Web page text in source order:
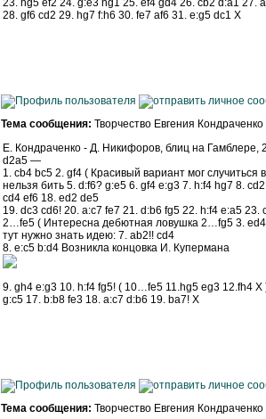
23. hg5 ef2 24. g:e3 hg1 25. ef4 gd4 26. cb2 d:a1 27.
28. gf6 cd2 29. hg7 f:h6 30. fe7 af6 31. e:g5 dc1 Х
Тема сообщения: Творчество Евгения Кондраченко
Е. Кондраченко - Д. Никифоров, блиц на Гамблере,
d2a5 —
1. cb4 bc5 2. gf4 ( Красивый вариант мог
нельзя бить 5. d:f6? g:e5 6. gf4 e:g3 7. h:f4 hg7 8.
cd4 ef6 18. ed2 de5
19. dc3 cd6! 20. a:c7 fe7 21. d:b6 fg5 22. h:f4 e:a5
2…fe5 ( Интересна дебютная ловушка 2…fg5 3. ed4
тут нужно знать идею: 7. ab2!! cd4
8. e:c5 b:d4 Возникла концовка И. Купермана
9. gh4 e:g3 10. h:f4 fg5! ( 10…fe5 11.hg5 eg3 12.fh4
g:c5 17. b:b8 fe3 18. a:c7 d:b6 19. ba7! X
Тема сообщения: Творчество Евгения Кондраченко